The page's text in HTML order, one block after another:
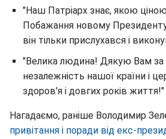
"Наш Патріарх знає, якою
Побажання новому
він тільки прислухався і
"Велика людина! Дякую Вам за
незалежність нашої країни і
здоров'я і довгих років життя!"
Нагадаємо, раніше Володимир
привітання і поради від екс-